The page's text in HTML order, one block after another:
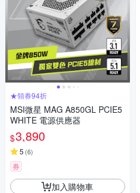
★領券94折
MSI微星 MAG A850GL PCIE5
WHITE 電源供應器
$3,890
5 (6)
券
加入購物車